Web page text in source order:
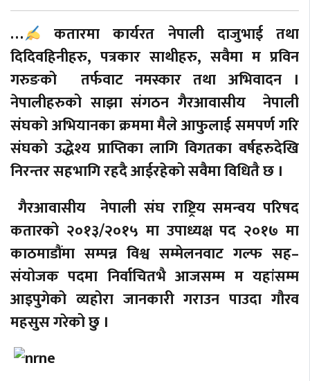
…
कतारमा कार्यरत नेपाली दाजुभाई तथा
दिदिवहिनीहरु, पत्रकार साथीहरु, सवैमा म प्रविन
गरुङको तर्फवाट नमस्कार तथा अभिवादन ।
नेपालीहरुको साझा संगठन गैरआवासीय नेपाली
संघको अभियानका क्रममा मैले आफुलाई समपर्ण गरि
संघको उद्धेश्य प्राप्तिका लागि विगतका वर्षहरुदेखि
निरन्तर सहभागि रहदै आईरहेको सवैमा विधितै छ ।
गैरआवासीय नेपाली संघ राष्ट्रिय समन्वय परिषद
कतारको २०१३/२०१५ मा उपाध्यक्ष पद २०१७ मा
काठमाडौंमा सम्पन्न विश्व सम्मेलनवाट गल्फ सह–
संयोजक पदमा निर्वाचितभै आजसम्म म यहांसम्म
आइपुगेको व्यहोरा जानकारी गराउन पाउदा गौरव
महसुस गरेको छु ।